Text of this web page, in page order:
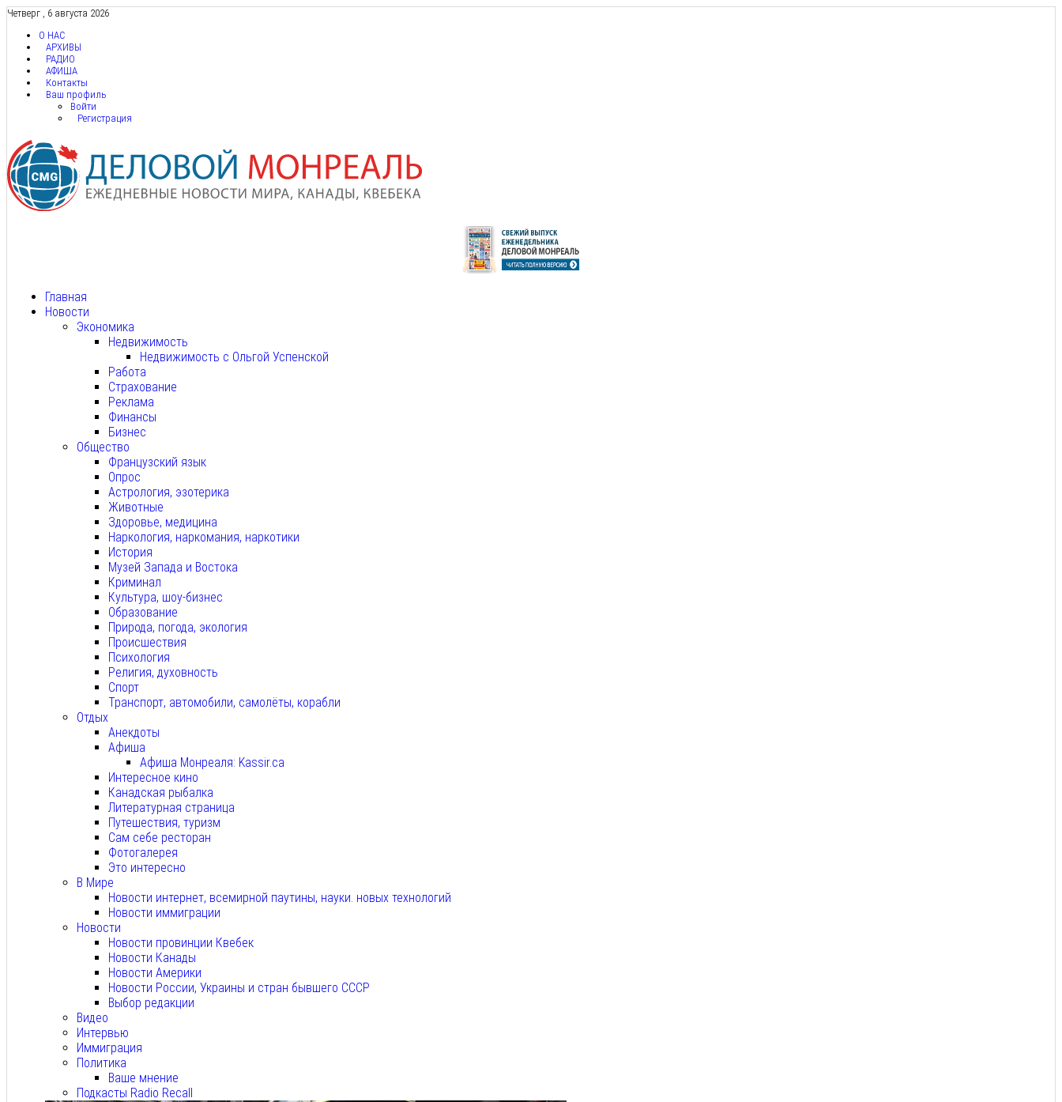
Четверг , 6 августа 2026
О НАС
АРХИВЫ
РАДИО
АФИША
Контакты
Ваш профиль
Войти
Регистрация
Главная
Новости
Экономика
Недвижимость
Недвижимость с Ольгой Успенской
Работа
Страхование
Реклама
Финансы
Бизнес
Общество
Французский язык
Опрос
Астрология, эзотерика
Животные
Здоровье, медицина
Наркология, наркомания, наркотики
История
Музей Запада и Востока
Криминал
Культура, шоу-бизнес
Образование
Природа, погода, экология
Происшествия
Психология
Религия, духовность
Спорт
Транспорт, автомобили, самолёты, корабли
Отдых
Анекдоты
Афиша
Афиша Монреаля: Kassir.ca
Интересное кино
Канадская рыбалка
Литературная страница
Путешествия, туризм
Сам себе ресторан
Фотогалерея
Это интересно
В Мире
Новости интернет, всемирной паутины, науки. новых технологий
Новости иммиграции
Новости
Новости провинции Квебек
Новости Канады
Новости Америки
Новости России, Украины и стран бывшего СССР
Выбор редакции
Видео
Интервью
Иммиграция
Политика
Ваше мнение
Подкасты Radio Recall